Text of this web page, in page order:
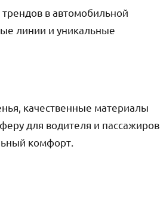
в автомобильной
линии и уникальные
качественные материалы
для водителя и пассажиров.
комфорт.